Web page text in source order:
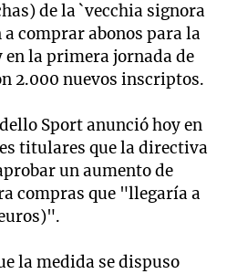
de la `vecchia signora
a comprar abonos para la
la primera jornada de
2.000 nuevos inscriptos.
Sport anunció hoy en
titulares que la directiva
un aumento de
compras que "llegaría a
la medida se dispuso